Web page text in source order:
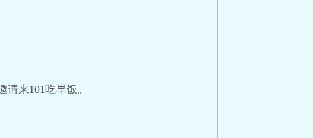
来101吃早饭。